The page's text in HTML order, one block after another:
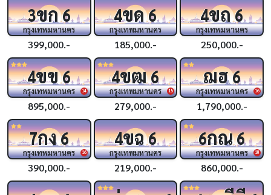
3ขก6
กรุงเทพมหานคร
399,000.-
4ขด6
กรุงเทพมหานคร
185,000.-
4ขถ6
กรุงเทพมหานคร
250,000.-
14
4ขข6
กรุงเทพมหานคร
895,000.-
15
4ขฒ6
กรุงเทพมหานคร
279,000.-
16
ฌฮ6
กรุงเทพมหานคร
1,790,000.-
16
7กง6
กรุงเทพมหานคร
390,000.-
4ขฉ6
กรุงเทพมหานคร
219,000.-
18
6กณ6
กรุงเทพมหานคร
860,000.-